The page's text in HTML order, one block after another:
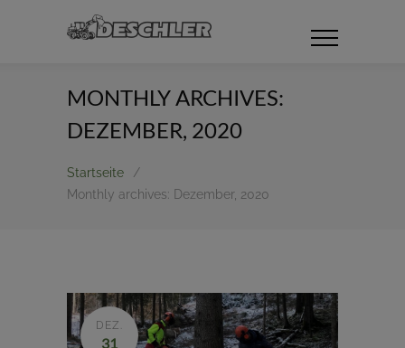
MONTHLY ARCHIVES:
DEZEMBER, 2020
Startseite
/
Monthly archives: Dezember, 2020
DEZ.
31